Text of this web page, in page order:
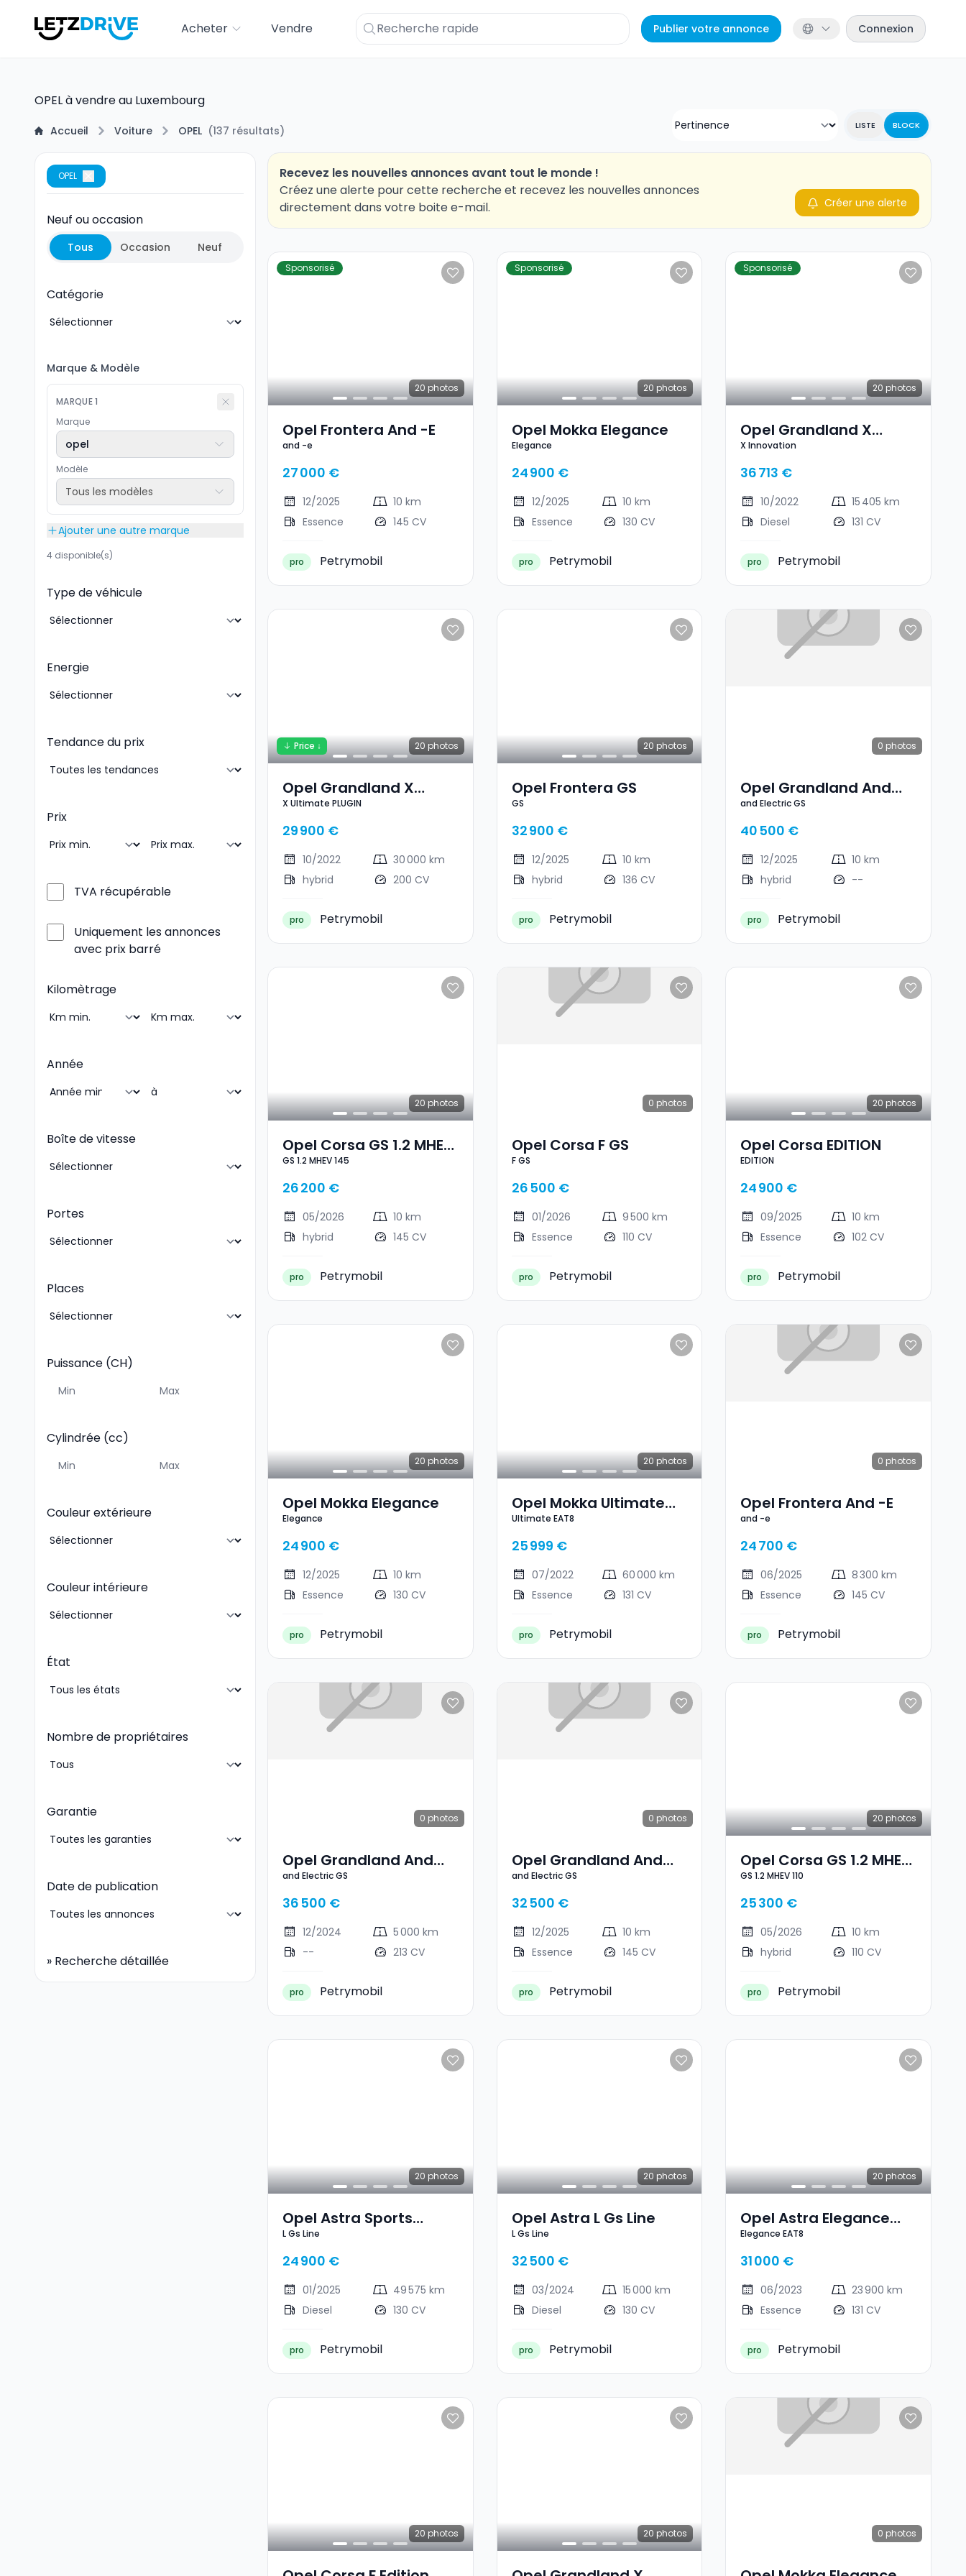
Acheter Vendre Publier votre annonce Connexion
OPEL à vendre au Luxembourg
Accueil Voiture OPEL (137 résultats) LISTE BLOCK
OPEL
Neuf ou occasion
Tous Occasion Neuf
Catégorie
Marque & Modèle
MARQUE1
Marque
opel
Modèle
Tous les modèles
Ajouter une autre marque
4 disponible(s)
Type de véhicule
Energie
Tendance du prix
Prix
TVA récupérable
Uniquement les annonces
avec prix barré
Kilomètrage
Année
Boîte de vitesse
Portes
Places
Puissance (CH)
Cylindrée (cc)
Couleur extérieure
Couleur intérieure
État
Nombre de propriétaires
Garantie
Date de publication
» Recherche détaillée
Recevez les nouvelles annonces avant tout le monde !
Créez une alerte pour cette recherche et recevez les nouvelles annonces
directement dans votre boite e-mail.
Créer une alerte
Sponsorisé
20 photos
Opel Frontera And -e
and -e
27 000 €
12/2025
10 km
Essence
145 CV
pro Petrymobil
Sponsorisé
20 photos
Opel Mokka Elegance
Elegance
24 900 €
12/2025
10 km
Essence
130 CV
pro Petrymobil
Sponsorisé
20 photos
Opel Grandland X
Innovation
X Innovation
36 713 €
10/2022
15 405 km
Diesel
131 CV
pro Petrymobil
20 photos
Price ↓
Opel Grandland X
Ultimate PLUGIN
X Ultimate PLUGIN
29 900 €
10/2022
30 000 km
hybrid
200 CV
pro Petrymobil
20 photos
Opel Frontera GS
GS
32 900 €
12/2025
10 km
hybrid
136 CV
pro Petrymobil
0 photos
Opel Grandland And
Electric GS
and Electric GS
40 500 €
12/2025
10 km
hybrid
--
pro Petrymobil
20 photos
Opel Corsa GS 1.2 MHEV
145
GS 1.2 MHEV 145
26 200 €
05/2026
10 km
hybrid
145 CV
pro Petrymobil
0 photos
Opel Corsa F GS
F GS
26 500 €
01/2026
9 500 km
Essence
110 CV
pro Petrymobil
20 photos
Opel Corsa EDITION
EDITION
24 900 €
09/2025
10 km
Essence
102 CV
pro Petrymobil
20 photos
Opel Mokka Elegance
Elegance
24 900 €
12/2025
10 km
Essence
130 CV
pro Petrymobil
20 photos
Opel Mokka Ultimate
EAT8
Ultimate EAT8
25 999 €
07/2022
60 000 km
Essence
131 CV
pro Petrymobil
0 photos
Opel Frontera And -e
and -e
24 700 €
06/2025
8 300 km
Essence
145 CV
pro Petrymobil
0 photos
Opel Grandland And
Electric GS
and Electric GS
36 500 €
12/2024
5 000 km
--
213 CV
pro Petrymobil
0 photos
Opel Grandland And
Electric GS
and Electric GS
32 500 €
12/2025
10 km
Essence
145 CV
pro Petrymobil
20 photos
Opel Corsa GS 1.2 MHEV
110
GS 1.2 MHEV 110
25 300 €
05/2026
10 km
hybrid
110 CV
pro Petrymobil
20 photos
Opel Astra Sports
Tourer L Gs Line
L Gs Line
24 900 €
01/2025
49 575 km
Diesel
130 CV
pro Petrymobil
20 photos
Opel Astra L Gs Line
L Gs Line
32 500 €
03/2024
15 000 km
Diesel
130 CV
pro Petrymobil
20 photos
Opel Astra Elegance
EAT8
Elegance EAT8
31 000 €
06/2023
23 900 km
Essence
131 CV
pro Petrymobil
20 photos 20 photos 0 photos